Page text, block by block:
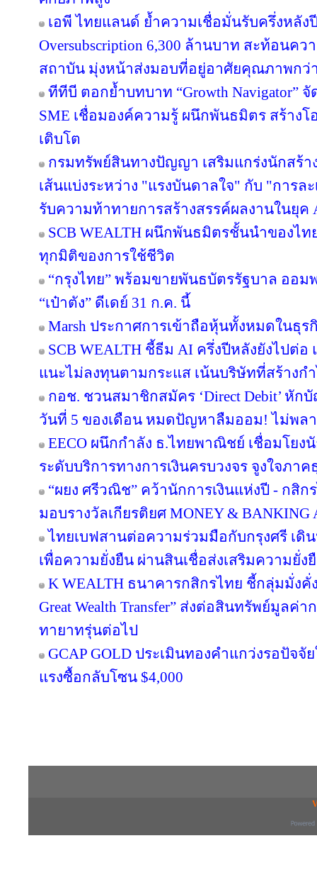
เอพี ไทยแลนด์ ย้ำความเชื่อมั่นรับครึ่งหลัง
Oversubscription 6,300 ล้านบาท สะท้อนค
สถาบัน มุ่งหน้าส่งมอบที่อยู่อาศัยคุณภาพกว่า
ทีทีบี ตอกย้ำบทบาท “Growth Navigator”
SME เชื่อมองค์ความรู้ ผนึกพันธมิตร สร้าง
เติบโต
กรมทรัพย์สินทางปัญญา เสริมแกร่งนักสร้า
เส้นแบ่งระหว่าง "แรงบันดาลใจ" กับ "การ
รับความท้าทายการสร้างสรรค์ผลงานในยุค
SCB WEALTH ผนึกพันธมิตรชั้นนำของไ
ทุกมิติของการใช้ชีวิต
“กรุงไทย” พร้อมขายพันธบัตรรัฐบาล ออ
“เป๋าตัง” ดีเดย์ 31 ก.ค. นี้
Marsh ประกาศการเข้าถือหุ้นทั้งหมดในธุร
SCB WEALTH ชี้ธีม AI ครึ่งปีหลังยังไปต่
แนะไม่ลงทุนตามกระแส เน้นบริษัทที่สร้างก
กอช. ชวนสมาชิกสมัคร ‘Direct Debit’ หั
วันที่ 5 ของเดือน หมดปัญหาลืมออม! ไม่พล
EECO ผนึกกำลัง ธ.ไทยพาณิชย์ เชื่อมโยง
ระดับบริการทางการเงินครบวงจร จูงใจภา
“ผยง ศรีวณิช” คว้านักการเงินแห่งปี - กสิ
มอบรางวัลเกียรติยศ MONEY & BANKING
ไทยเบฟสานต่อความร่วมมือกับกรุงศรี เดิ
เพื่อความยั่งยืน ผ่านสินเชื่อส่งเสริมความยั่ง
K WEALTH ธนาคารกสิกรไทย ชี้กลุ่มมั่งคั่
Great Wealth Transfer” ส่งต่อสินทรัพย์มูลค่
ทายาทรุ่นต่อไป
GCAP GOLD ประเมินทองคำแกว่งรอปัจ
แรงซื้อกลับโซน $4,000